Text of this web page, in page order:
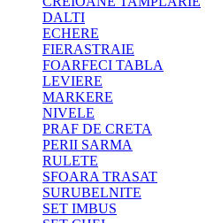
DALTI
ECHERE
FIERASTRAIE
FOARFECI TABLA
LEVIERE
MARKERE
NIVELE
PRAF DE CRETA
PERII SARMA
RULETE
SFOARA TRASAT
SURUBELNITE
SET IMBUS